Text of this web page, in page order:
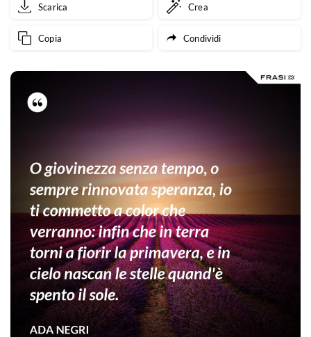
Scarica Crea
Copia Condividi